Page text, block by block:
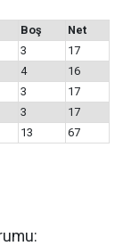
Boş
Net
3
17
4
16
3
17
3
17
13 67